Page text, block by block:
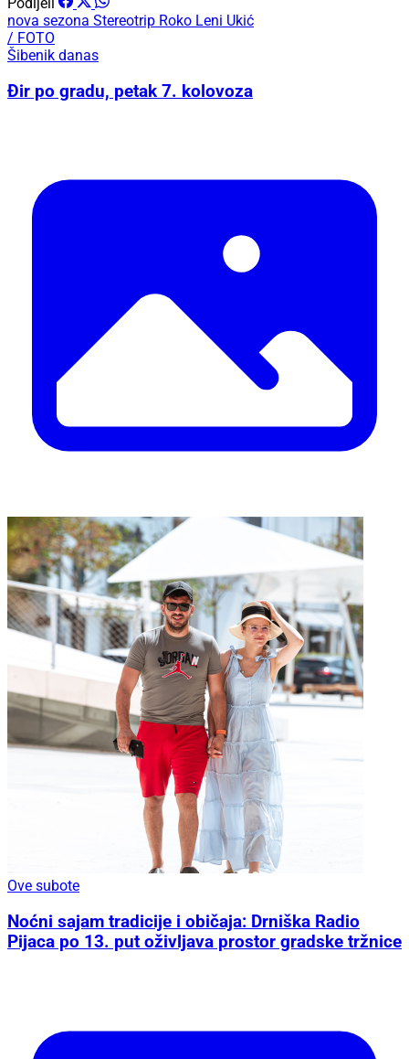
nova sezona Stereotrip Roko Leni Ukić
/ FOTO
Šibenik danas
Đir po gradu, petak 7. kolovoza
Ove subote
Noćni sajam tradicije i običaja: Drniška Radio
Pijaca po 13. put oživljava prostor gradske tržnice